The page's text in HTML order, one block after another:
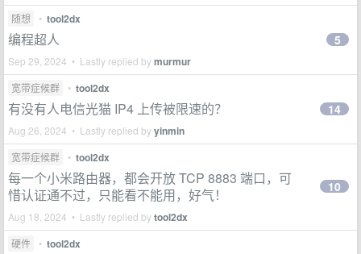
随想 • tool2dx
编程超人
Sep 29, 2024 • Lastly replied bymurmur
5
宽带症候群 • tool2dx
有没有人电信光猫 IP4 上传被限速的？
Aug 26, 2024 • Lastly replied byyinmin
14
宽带症候群 • tool2dx
每一个小米路由器，都会开放 TCP 8883 端口，可
惜认证通不过，只能看不能用，好气！
Aug 18, 2024 • Lastly replied bytool2dx
10
硬件 • tool2dx